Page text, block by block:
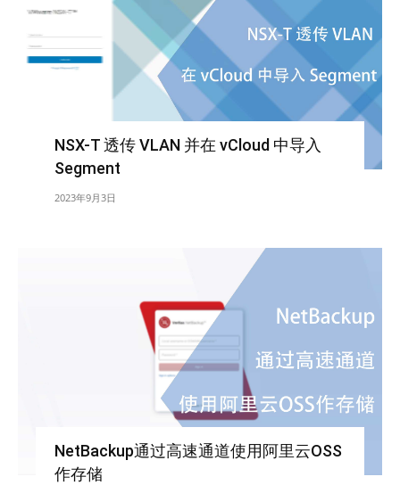
NSX-T 透传 VLAN 并在 vCloud 中导入
Segment
2023年9月3日
NetBackup通过高速通道使用阿里云OSS
作存储